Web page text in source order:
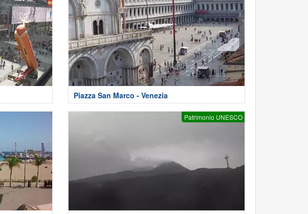
Piazza San Marco - Venezia
Patrimonio UNESCO